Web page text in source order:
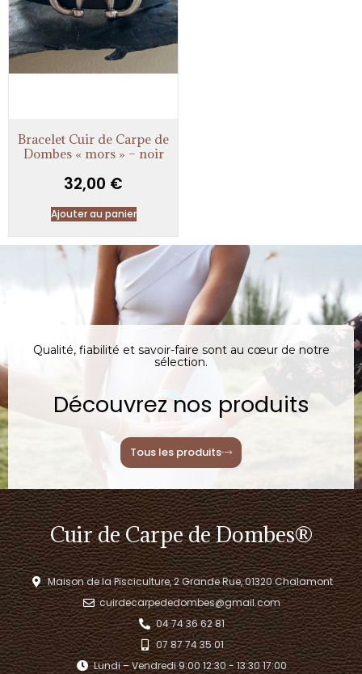
Bracelet Cuir de Carpe de
Dombes « mors » – noir
32,00 €
Ajouter au panier
Qualité, fiabilité et savoir-faire sont au cœur de notre
sélection.
Découvrez nos produits
Tous les produits
Cuir de Carpe de Dombes®
Maison de la Pisciculture, 2 Grande Rue, 01320 Chalamont
cuirdecarpededombes@gmail.com
04 74 36 62 81
07 87 74 35 01
Lundi – Vendredi 9:00 12:30 - 13:30 17:00​